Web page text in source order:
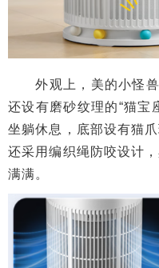
外观上，美的小怪兽
还设有磨砂纹理的“猫宝
坐躺休息，底部设有猫
还采用编织绳防咬设计
满满。